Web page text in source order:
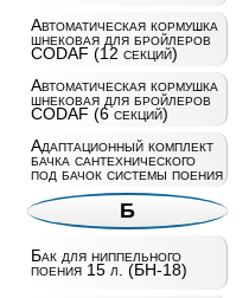
Автоматическая кормушка
шнековая для бройлеров
CODAF (12 секций)
Автоматическая кормушка
шнековая для бройлеров
CODAF (6 секций)
Адаптационный комплект
бачка сантехнического
под бачок системы поения
Б
Бак для ниппельного
поения 15 л. (БН-18)